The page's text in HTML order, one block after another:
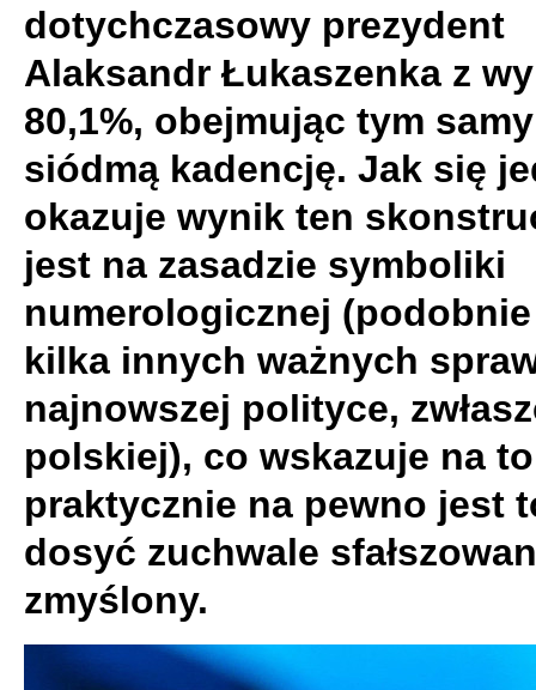
dotychczasowy prezydent
Alaksandr Łukaszenka z
80,1%, obejmując tym
siódmą kadencję. Jak się
okazuje wynik ten
jest na zasadzie symboliki
numerologicznej
kilka innych ważnych
najnowszej polityce,
polskiej), co wskazuje na
praktycznie na pewno jest
dosyć zuchwale
zmyślony.